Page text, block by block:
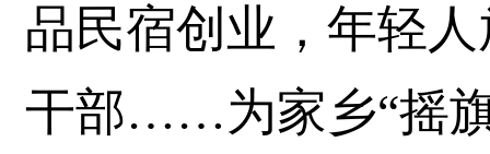
品民宿创业，年轻
干部……为家乡“摇